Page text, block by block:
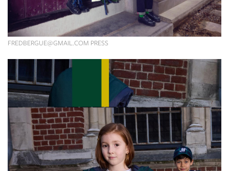
FREDBERGUE@GMAIL.COM PRESS